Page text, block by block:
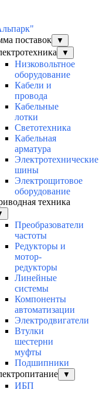
поставок
▼
▼
Низковольтное
оборудование
Кабели и
провода
Кабельные
лотки
Светотехника
Кабельная
арматура
Электротехнические
шины
Электрощитовое
оборудование
техника
Преобразователи
частоты
Редукторы и
мотор-
редукторы
Линейные
системы
Компоненты
автоматизации
Электродвигатели
Втулки
шестерни
муфты
Подшипники
▼
ИБП